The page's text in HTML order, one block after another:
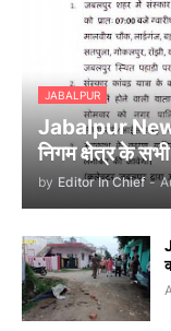
JABALPUR
Jabalpur
निगम क्षेत्र के
by Editor In Chief -